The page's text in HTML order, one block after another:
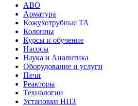
АВО
Арматура
Кожухотрубные ТА
Колонны
Курсы и обучение
Насосы
Наука и Аналитика
Оборудование и услуги
Печи
Реакторы
Технологии
Установки НПЗ